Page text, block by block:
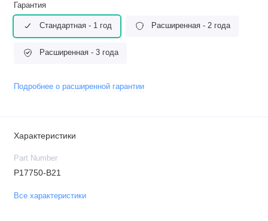
Гарантия
Стандартная - 1 год Расширенная - 2 года
Расширенная - 3 года
Подробнее о расширенной гарантии
Характеристики
Part Number
P17750-B21
Все характеристики